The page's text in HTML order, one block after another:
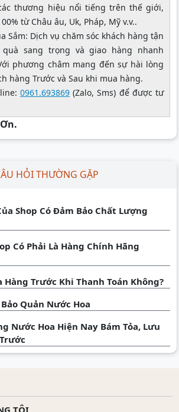
thương hiệu nổi tiếng trên thế giới,
từ Châu âu, Uk, Pháp, Mỹ v.v..
Sắm: Dịch vụ chăm sóc khách hàng tận
sang trọng và giao hàng nhanh
phương châm mang đến sự hài lòng
hàng Trước và Sau khi mua hàng.
0961.693869 (Zalo, Sms) để được tư
HỎI THƯỜNG GẶP
Shop Có Đảm Bảo Chất Lượng
Có Phải Là Hàng Chính Hãng
Hàng Trước Khi Thanh Toán Không?
Quản Nước Hoa
Nước Hoa Hiện Nay Bám Tỏa, Lưu
TÔI